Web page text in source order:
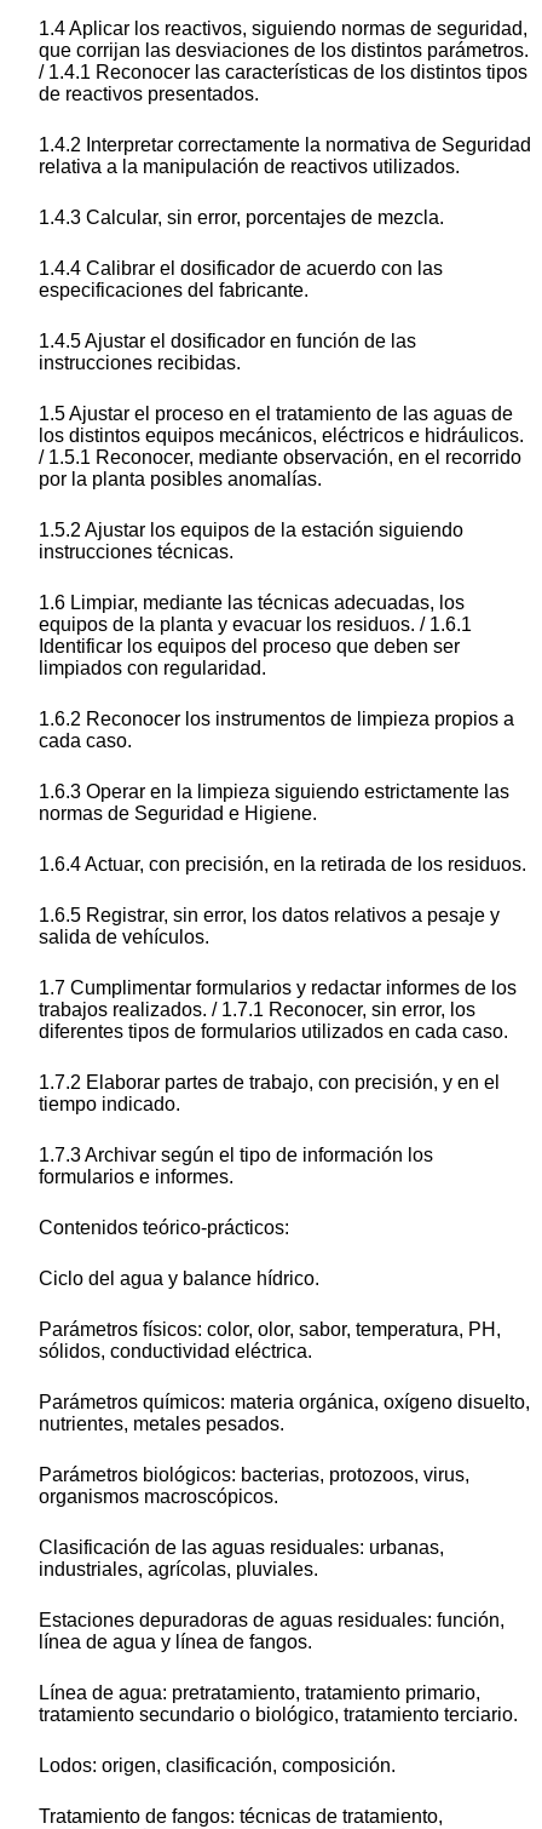
1.4 Aplicar los reactivos, siguiendo normas de seguridad,
que corrijan las desviaciones de los distintos parámetros.
/ 1.4.1 Reconocer las características de los distintos tipos
de reactivos presentados.
1.4.2 Interpretar correctamente la normativa de Seguridad
relativa a la manipulación de reactivos utilizados.
1.4.3 Calcular, sin error, porcentajes de mezcla.
1.4.4 Calibrar el dosificador de acuerdo con las
especificaciones del fabricante.
1.4.5 Ajustar el dosificador en función de las
instrucciones recibidas.
1.5 Ajustar el proceso en el tratamiento de las aguas de
los distintos equipos mecánicos, eléctricos e hidráulicos.
/ 1.5.1 Reconocer, mediante observación, en el recorrido
por la planta posibles anomalías.
1.5.2 Ajustar los equipos de la estación siguiendo
instrucciones técnicas.
1.6 Limpiar, mediante las técnicas adecuadas, los
equipos de la planta y evacuar los residuos. / 1.6.1
Identificar los equipos del proceso que deben ser
limpiados con regularidad.
1.6.2 Reconocer los instrumentos de limpieza propios a
cada caso.
1.6.3 Operar en la limpieza siguiendo estrictamente las
normas de Seguridad e Higiene.
1.6.4 Actuar, con precisión, en la retirada de los residuos.
1.6.5 Registrar, sin error, los datos relativos a pesaje y
salida de vehículos.
1.7 Cumplimentar formularios y redactar informes de los
trabajos realizados. / 1.7.1 Reconocer, sin error, los
diferentes tipos de formularios utilizados en cada caso.
1.7.2 Elaborar partes de trabajo, con precisión, y en el
tiempo indicado.
1.7.3 Archivar según el tipo de información los
formularios e informes.
Contenidos teórico-prácticos:
Ciclo del agua y balance hídrico.
Parámetros físicos: color, olor, sabor, temperatura, PH,
sólidos, conductividad eléctrica.
Parámetros químicos: materia orgánica, oxígeno disuelto,
nutrientes, metales pesados.
Parámetros biológicos: bacterias, protozoos, virus,
organismos macroscópicos.
Clasificación de las aguas residuales: urbanas,
industriales, agrícolas, pluviales.
Estaciones depuradoras de aguas residuales: función,
línea de agua y línea de fangos.
Línea de agua: pretratamiento, tratamiento primario,
tratamiento secundario o biológico, tratamiento terciario.
Lodos: origen, clasificación, composición.
Tratamiento de fangos: técnicas de tratamiento,